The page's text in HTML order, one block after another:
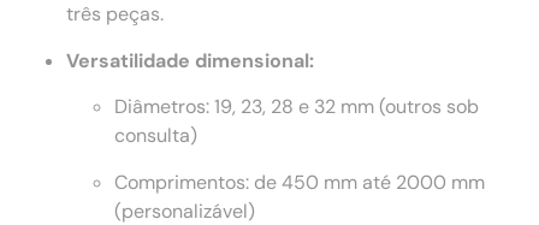
três peças.
Versatilidade dimensional:
Diâmetros: 19, 23, 28 e 32 mm (outros sob
consulta)
Comprimentos: de 450 mm até 2000 mm
(personalizável)